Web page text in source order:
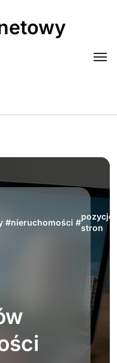
#nieruchomości #
stron